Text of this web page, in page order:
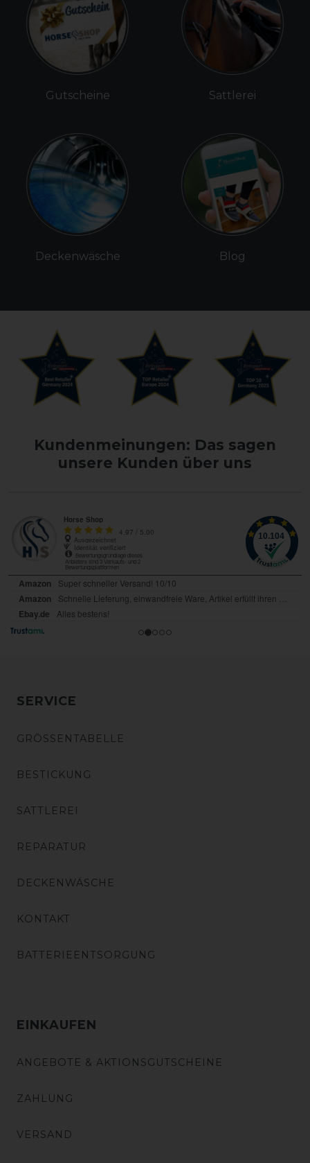
Gutscheine
Deckenwäsche
Sattlerei
Blog
Kundenmeinungen: Das sagen
unsere Kunden über uns
SERVICE
GRÖSSENTABELLE
BESTICKUNG
SATTLEREI
REPARATUR
DECKENWÄSCHE
KONTAKT
BATTERIEENTSORGUNG
EINKAUFEN
ANGEBOTE & AKTIONSGUTSCHEINE
ZAHLUNG
VERSAND